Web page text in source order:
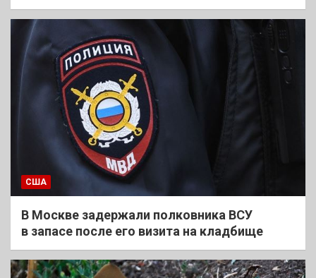
США
В Москве задержали полковника ВСУ
в запасе после его визита на кладбище